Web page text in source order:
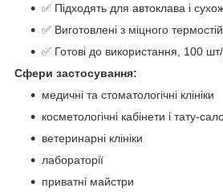
✅ Підходять для автоклава і
✅ Виготовлені з міцного
✅ Готові до використання, 100
Сфери застосування:
медичні та стоматологічні клініки
косметологічні кабінети і тату-
ветеринарні клініки
лабораторії
приватні майстри